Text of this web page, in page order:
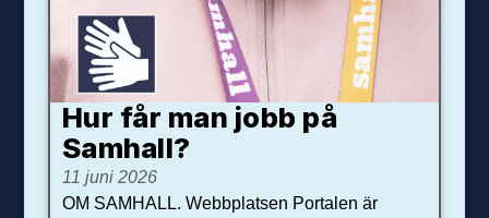
Hur får man jobb på
Samhall?
11 juni 2026
OM SAMHALL. Webbplatsen Portalen är